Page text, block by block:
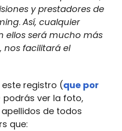
y prestadores de
. Así, cualquier
ellos será mucho más
nos facilitará el
este registro (que por
podrás ver la foto,
de todos
que: